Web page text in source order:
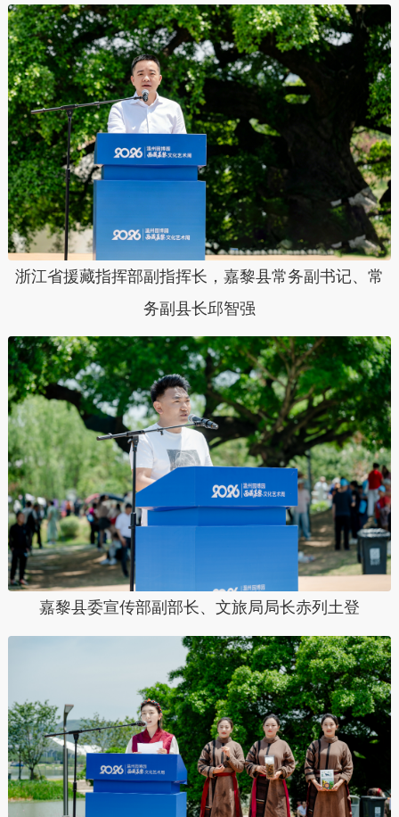
浙江省援藏指挥部副指挥长，嘉黎县常务副书记、常
务副县长邱智强
嘉黎县委宣传部副部长、文旅局局长赤列土登